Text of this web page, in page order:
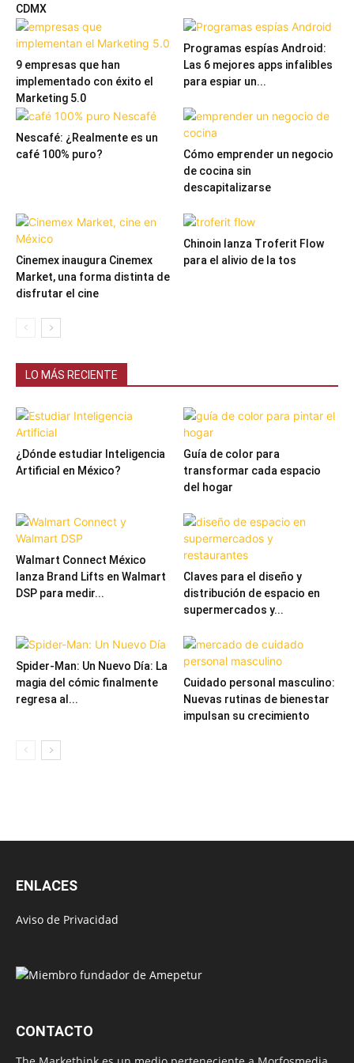
CDMX
9 empresas que han
implementado con éxito el
Marketing 5.0
Programas espías Android:
Las 6 mejores apps infalibles
para espiar un...
Nescafé: ¿Realmente es un
café 100% puro?
Cómo emprender un negocio
de cocina sin
descapitalizarse
Cinemex inaugura Cinemex
Market, una forma distinta de
disfrutar el cine
Chinoin lanza Troferit Flow
para el alivio de la tos
LO MÁS RECIENTE
¿Dónde estudiar Inteligencia
Artificial en México?
Guía de color para
transformar cada espacio
del hogar
Walmart Connect México
lanza Brand Lifts en Walmart
DSP para medir...
Claves para el diseño y
distribución de espacio en
supermercados y...
Spider-Man: Un Nuevo Día: La
magia del cómic finalmente
regresa al...
Cuidado personal masculino:
Nuevas rutinas de bienestar
impulsan su crecimiento
ENLACES
Aviso de Privacidad
CONTACTO